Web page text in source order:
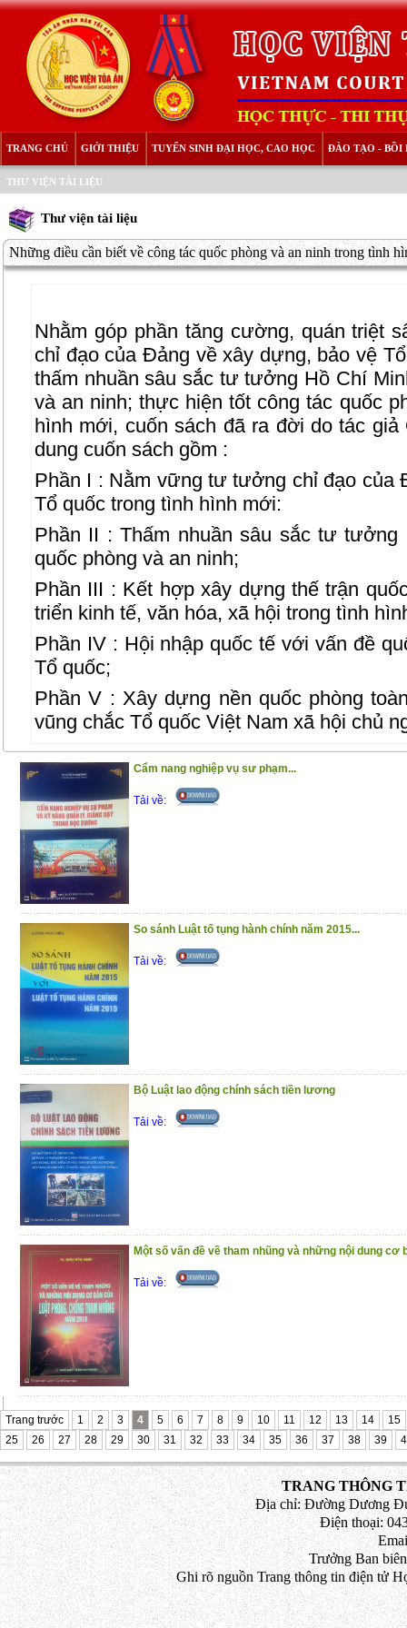
TRANG CHỦ GIỚI THIỆU TUYỂN SINH ĐẠI HỌC, CAO HỌC ĐÀO TẠO - BỒI
THƯ VIỆN TÀI LIỆU
Thư viện tài liệu
Những điều cần biết về công tác quốc phòng và an ninh trong tình
Nhằm góp phần tăng cường, quán triệt
chỉ đạo của Đảng về xây dựng, bảo vệ
thấm nhuần sâu sắc tư tưởng Hồ Chí
và an ninh; thực hiện tốt công tác quốc
hình mới, cuốn sách đã ra đời do tác giả
dung cuốn sách gồm :
Phần I : Nằm vững tư tưởng chỉ đạo của
Tổ quốc trong tình hình mới:
Phần II : Thấm nhuần sâu sắc tư
quốc phòng và an ninh;
Phần III : Kết hợp xây dựng thế trận
triển kinh tế, văn hóa, xã hội trong tình
Phần IV : Hội nhập quốc tế với vấn đề
Tổ quốc;
Phần V : Xây dựng nền quốc phòng
vũng chắc Tổ quốc Việt Nam xã hội chủ
Phần VI : Luật Quốc phòng – Luật An
Phần VII : Biện pháp vận động quần
giua, giữ gìn trật tự, an toàn xã hội – Tổ
tham gia bảo vệ chủ quyền lãnh thổ, an
tình hình mới.
Trân trọng giới thiệu đến bạn đọc!
(29/10/2020)
Cẩm nang nghiệp vụ sư phạm...
Tải về:
So sánh Luật tố tụng hành chính năm 2015...
Tải về:
Bộ Luật lao động chính sách tiền lương
Tải về:
Một số vấn đề về tham nhũng và những nội dung cơ
Tải về:
Trang trước 1 2 3 4 5 6 7 8 9 10 11 12 13 14
15
25
26 27 28 29 30 31 32 33 34 35 36 37 38 39
TRANG THÔNG
Địa chỉ: Đường Dương
Điện thoại:
Trưởng Ban
Ghi rõ nguồn Trang thông tin điện tử